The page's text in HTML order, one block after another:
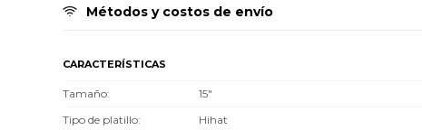
Métodos y costos de envío
CARACTERÍSTICAS
Tamaño
15"
Tipo de platillo
Hihat